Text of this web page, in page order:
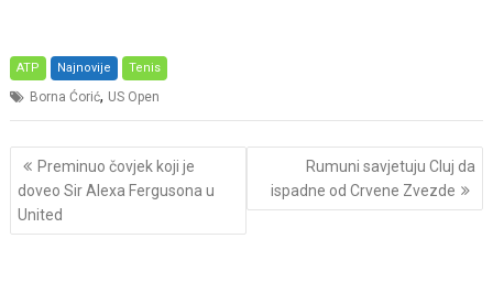
ATP Najnovije Tenis
Borna Ćorić, US Open
Post
navigation
Preminuo čovjek koji je
doveo Sir Alexa Fergusona u
United
Rumuni savjetuju Cluj da
ispadne od Crvene Zvezde